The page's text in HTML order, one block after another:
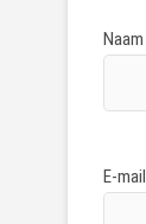
Naam
E-mail